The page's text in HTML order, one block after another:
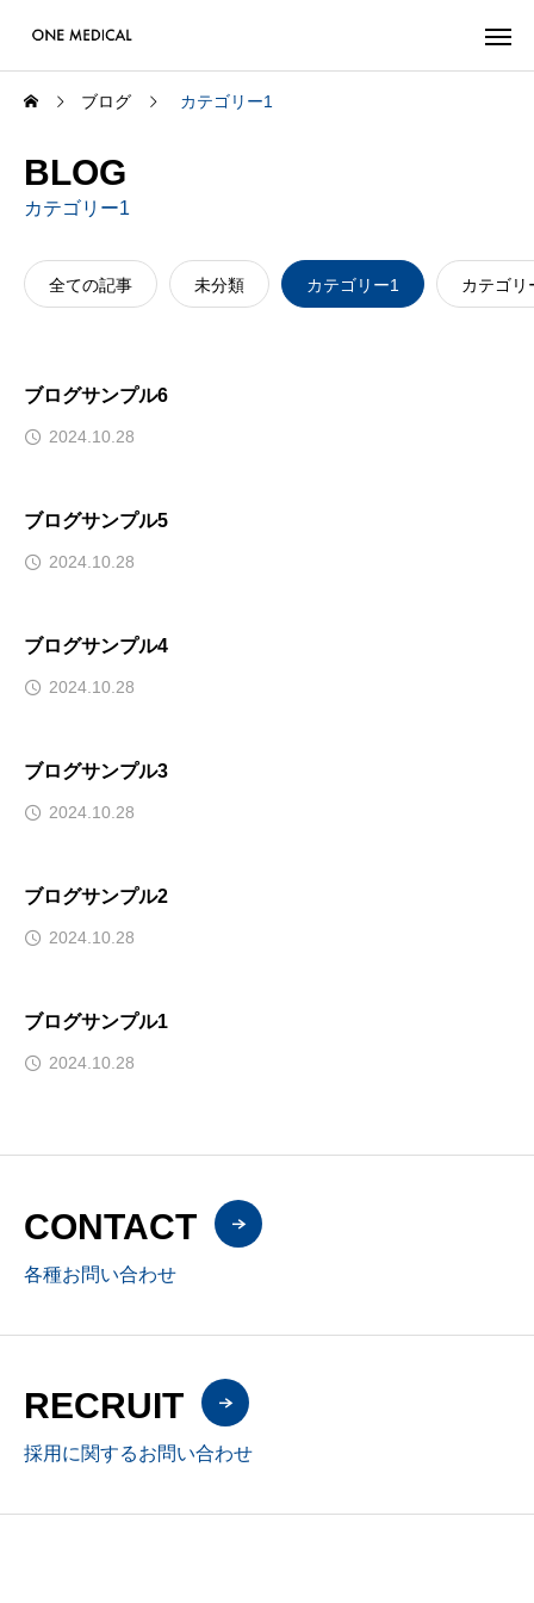
ブログ カテゴリー1
BLOG
カテゴリー1
全ての記事 未分類 カテゴリー1 カテゴリ
ブログサンプル6
2024.10.28
ブログサンプル5
2024.10.28
ブログサンプル4
2024.10.28
ブログサンプル3
2024.10.28
ブログサンプル2
2024.10.28
ブログサンプル1
2024.10.28
CONTACT
各種お問い合わせ
RECRUIT
採用に関するお問い合わせ